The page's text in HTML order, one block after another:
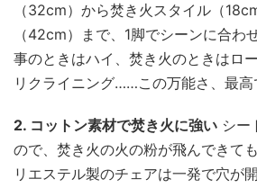
（32cm）から焚き火スタイル（
（42cm）まで、1脚でシーンに合わ
事のときはハイ、焚き火のときはロ
リクライニング……この万能さ、最高
2. コットン素材で焚き火に強い シー
ので、焚き火の火の粉が飛んできて
リエステル製のチェアは一発で穴が